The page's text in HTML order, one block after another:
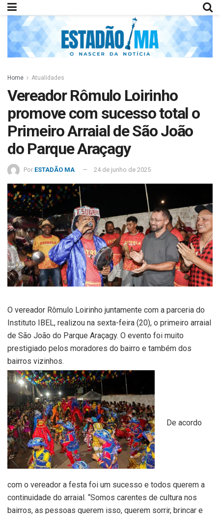
Home Atualidades
Vereador Rômulo Loirinho
promove com sucesso total o
Primeiro Arraial de São João
do Parque Araçagy
Por ESTADÃO MA 24 de junho de 2025
O vereador Rômulo Loirinho juntamente com a parceria do
Instituto IBEL, realizou na sexta-feira (20), o primeiro arraial
de São João do Parque Araçagy. O evento foi muito
prestigiado pelos moradores do bairro e também dos
bairros vizinhos.
De acordo
com o vereador a festa foi um sucesso e todos querem a
continuidade do arraial. “Somos carentes de cultura nos
bairros, as pessoas querem isso, querem sorrir, brincar e